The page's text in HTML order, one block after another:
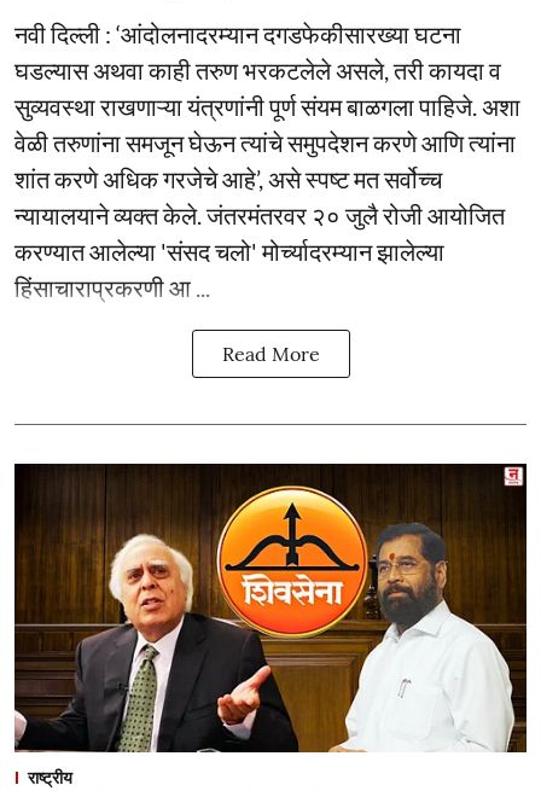
नवी दिल्ली : ‘आंदोलनादरम्यान दगडफेकीसारख्या घटना
घडल्यास अथवा काही तरुण भरकटलेले असले, तरी कायदा व
सुव्यवस्था राखणाऱ्या यंत्रणांनी पूर्ण संयम बाळगला पाहिजे. अशा
वेळी तरुणांना समजून घेऊन त्यांचे समुपदेशन करणे आणि त्यांना
शांत करणे अधिक गरजेचे आहे’, असे स्पष्ट मत सर्वोच्च
न्यायालयाने व्यक्त केले. जंतरमंतरवर २० जुलै रोजी आयोजित
करण्यात आलेल्या 'संसद चलो' मोर्च्यादरम्यान झालेल्या
हिंसाचाराप्रकरणी आ ...
Read More
राष्ट्रीय